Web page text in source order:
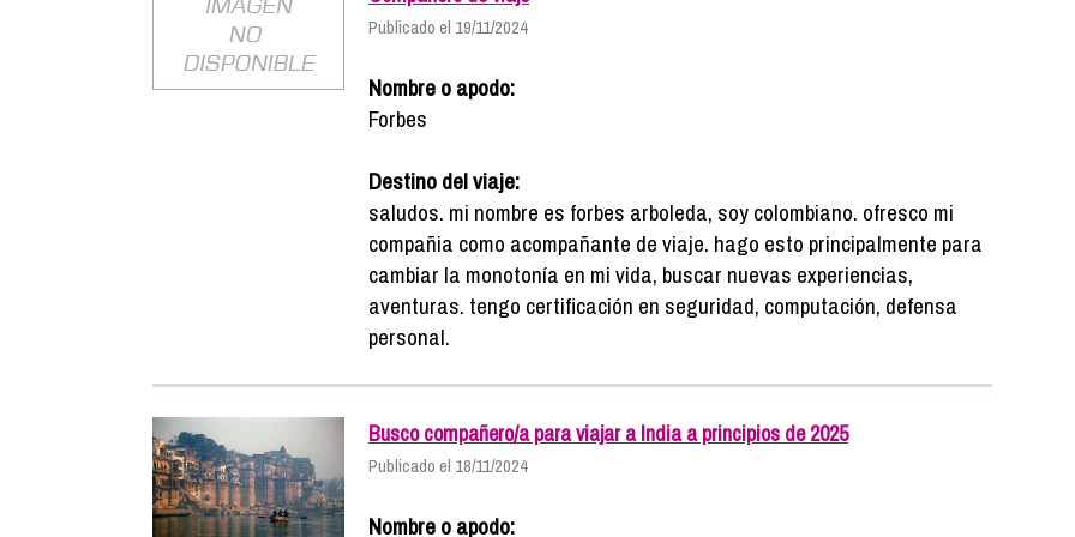
Publicado el 19/11/2024
Nombre o apodo:
Forbes
Destino del viaje:
saludos. mi nombre es forbes arboleda, soy colombiano. ofresco mi
compañia como acompañante de viaje. hago esto principalmente para
cambiar la monotonía en mi vida, buscar nuevas experiencias,
aventuras. tengo certificación en seguridad, computación, defensa
personal.
Busco compañero/a para viajar a India a principios de 2025
Publicado el 18/11/2024
Nombre o apodo: